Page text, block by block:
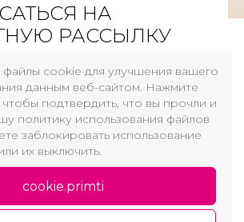
НА
РАССЫЛКУ
с
Политика конфиденциальности и использования
cookie для улучшения вашего
данным веб-сайтом. Нажмите
чтобы подтвердить, что вы прочли и
политику использования файлов
заблокировать использование
их выключить.
cookie.primti